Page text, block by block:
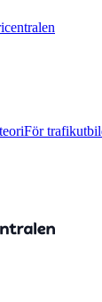
För